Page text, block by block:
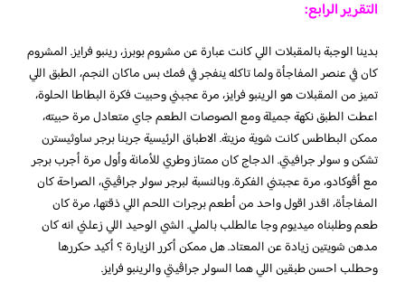
التقرير الرابع:
بدينا الوجبة بالمقبلات اللي كانت عبارة عن مشروم بوبرز، رينبو فرايز. المشروم
كان في عنصر المفاجأة ولما تاكله ينفجر في فمك بس ماكان النجم، الطبق اللي
تميز من المقبلات هو الرينبو فرايز، مرة عجبني وحبيت فكرة البطاطا الحلوة،
اعطت الطبق نكهة جميلة ومع الصوصات الطعم جاي متعادل مرة حبيته،
ممكن البطاطس كانت شوية مزيتة. الاطباق الرئيسية جربنا برجر ساوثيسترن
تشكن و سولر جرافيتي. الدجاج كان ممتاز وطري للأمانة وأول مرة أجرب برجر
مع أڤوكادو، مرة عجبتني الفكرة. وبالنسبة لبرجر سولر جراڤيتي، الصراحة كان
المفاجأة، اقدر اقول واحد من أطعم برجرات اللحم اللي ذقتها، مرة كان
طعم وطلبناه ميديوم وجا عالطلب بالملي. الشي الوحيد اللي زعلني انه كان
مدهن شويتين زيادة عن المعتاد. هل ممكن أكرر الزيارة ؟ أكيد حكررها
وحطلب احسن طبقين اللي هما السولر جراڤيتي والرينبو فرايز.